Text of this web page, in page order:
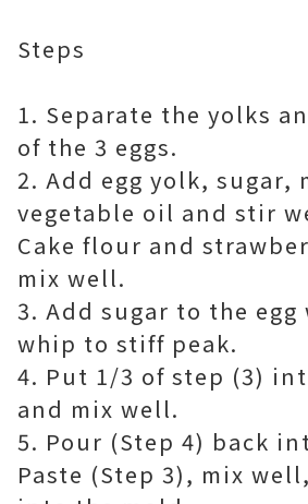
Steps
1. Separate the yolks
of the 3 eggs.
2. Add egg yolk, sugar,
vegetable oil and stir
Cake flour and
mix well.
3. Add sugar to the egg
whip to stiff peak.
4. Put 1/3 of step (3)
and mix well.
5. Pour (Step 4) back
Paste (Step 3), mix